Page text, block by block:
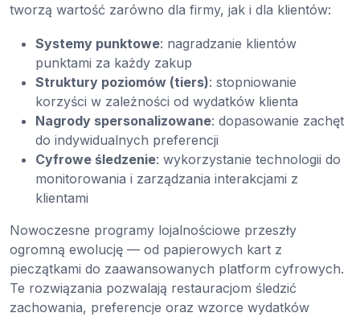
tworzą wartość zarówno dla firmy, jak i dla klientów:
Systemy punktowe: nagradzanie klientów
punktami za każdy zakup
Struktury poziomów (tiers): stopniowanie
korzyści w zależności od wydatków klienta
Nagrody spersonalizowane: dopasowanie zachęt
do indywidualnych preferencji
Cyfrowe śledzenie: wykorzystanie technologii do
monitorowania i zarządzania interakcjami z
klientami
Nowoczesne programy lojalnościowe przeszły
ogromną ewolucję — od papierowych kart z
pieczątkami do zaawansowanych platform cyfrowych.
Te rozwiązania pozwalają restauracjom śledzić
zachowania, preferencje oraz wzorce wydatków